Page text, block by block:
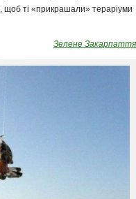
щоб ті «прикрашали» тераріуми
Зелене Закарпаття